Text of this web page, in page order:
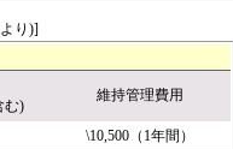
り)]
む)
維持管理費用
\10,500（1年間）